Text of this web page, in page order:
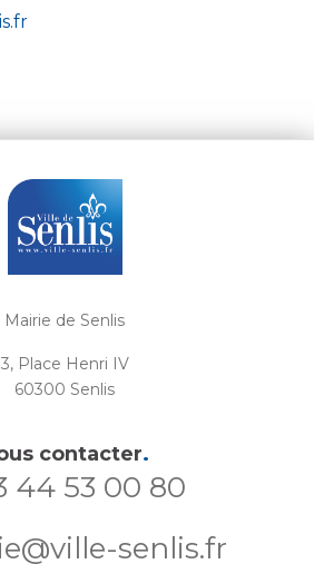
Mairie de Senlis
3, Place Henri IV
60300 Senlis
contacter.
44 53 00 80
senlis.fr